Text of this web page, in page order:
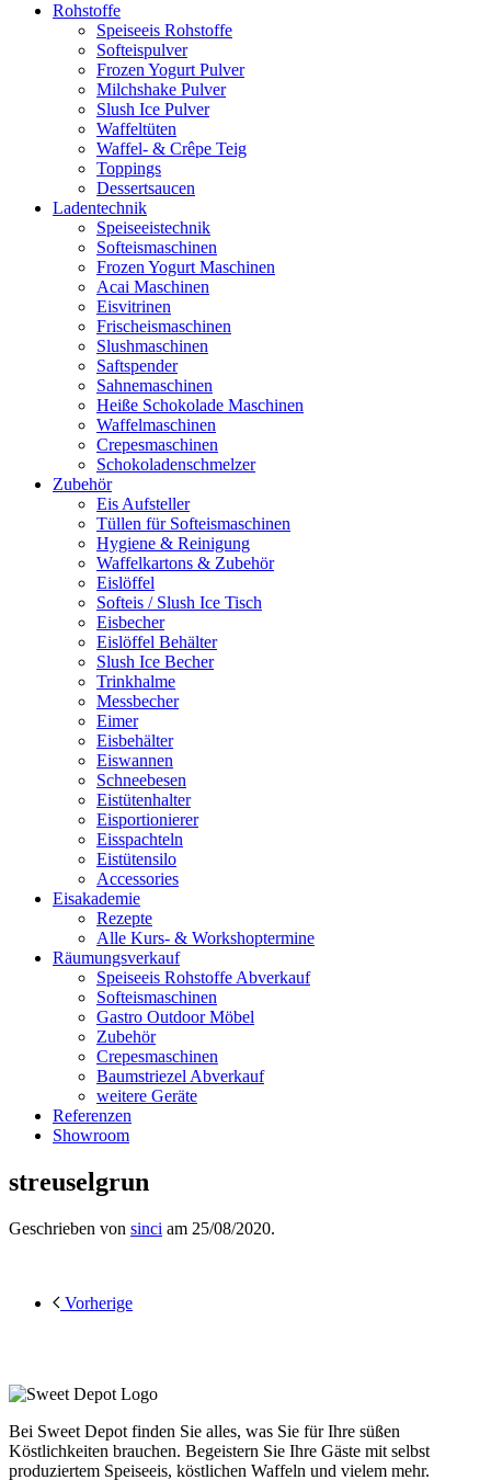
Rohstoffe
Speiseeis Rohstoffe
Softeispulver
Frozen Yogurt Pulver
Milchshake Pulver
Slush Ice Pulver
Waffeltüten
Waffel- & Crêpe Teig
Toppings
Dessertsaucen
Ladentechnik
Speiseeistechnik
Softeismaschinen
Frozen Yogurt Maschinen
Acai Maschinen
Eisvitrinen
Frischeismaschinen
Slushmaschinen
Saftspender
Sahnemaschinen
Heiße Schokolade Maschinen
Waffelmaschinen
Crepesmaschinen
Schokoladenschmelzer
Zubehör
Eis Aufsteller
Tüllen für Softeismaschinen
Hygiene & Reinigung
Waffelkartons & Zubehör
Eislöffel
Softeis / Slush Ice Tisch
Eisbecher
Eislöffel Behälter
Slush Ice Becher
Trinkhalme
Messbecher
Eimer
Eisbehälter
Eiswannen
Schneebesen
Eistütenhalter
Eisportionierer
Eisspachteln
Eistütensilo
Accessories
Eisakademie
Rezepte
Alle Kurs- & Workshoptermine
Räumungsverkauf
Speiseeis Rohstoffe Abverkauf
Softeismaschinen
Gastro Outdoor Möbel
Zubehör
Crepesmaschinen
Baumstriezel Abverkauf
weitere Geräte
Referenzen
Showroom
streuselgrun
Geschrieben von sinci am 25/08/2020.
Vorherige
Bei Sweet Depot finden Sie alles, was Sie für Ihre süßen
Köstlichkeiten brauchen. Begeistern Sie Ihre Gäste mit selbst
produziertem Speiseeis, köstlichen Waffeln und vielem mehr.